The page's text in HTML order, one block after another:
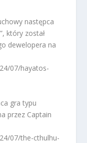
następca
który został
dewelopera na
07/hayatos-
gra typu
przez Captain
07/the-cthulhu-